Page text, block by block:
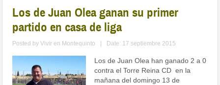
Los de Juan Olea ganan su primer
partido en casa de liga
Posted byVivir en Montequinto Date: 17 septiembre 2015
Los de Juan Olea han ganado 2 a 0
contra el Torre Reina CD en la
mañana del domingo 13 de